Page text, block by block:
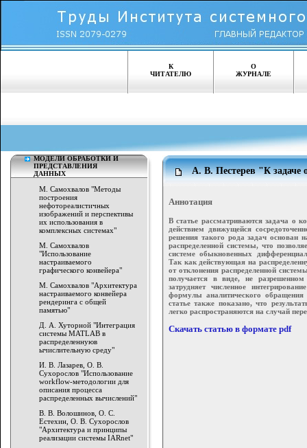
К
ЧИТАТЕЛЮ
О
ЖУРНАЛЕ
МОДЕЛИ ОБРАБОТКИ И
ПРЕДСТАВЛЕНИЯ
ДАННЫХ
М. Самохвалов "Методы
построения
нефотореалистичных
изображений и перспективы
их использования в
комплексных системах"
М. Самохвалов
"Использование
настраиваемого
графического конвейера"
М. Самохвалов "Архитектура
настраиваемого конвейера
рендеринга с общей
памятью"
Д. А. Хуторной "Интеграция
системы MATLAB в
распределеннуюв
ычислительную среду"
И. В. Лазарев, О. В.
Сухорослов "Использование
workflow-методологии для
описания процесса
распределенных вычислений"
В. В. Волошинов, О. С.
Естехин, О. В. Сухорослов
"Архитектура и принципы
реализации системы IARnet"
A. В. Пестерев "К задаче
Аннотация
В статье рассматриваются задача о
действием движущейся
решения такого рода задач основан
распределенной системы, что
системе обыкновенных
Так как действующая на
от отклонения распределенной
получается в виде, не разрешенном
затрудняет численное
формулы аналитического
статье также показано, что
легко распространяются на случай
Скачать статью в формате pdf